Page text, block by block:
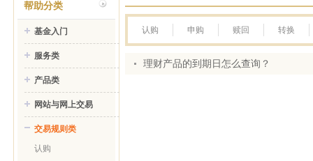
帮助分类
基金入门
服务类
产品类
网站与网上交易
交易规则类
认购
认购 申购 赎回 转换
理财产品的到期日怎么查询？